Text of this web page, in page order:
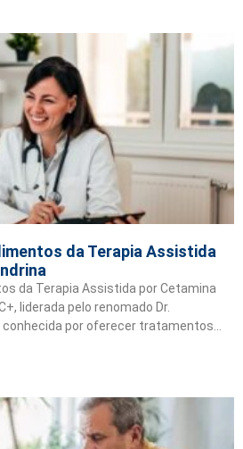
da Terapia Assistida
da Terapia Assistida por Cetamina
liderada pelo renomado Dr.
conhecida por oferecer tratamentos…